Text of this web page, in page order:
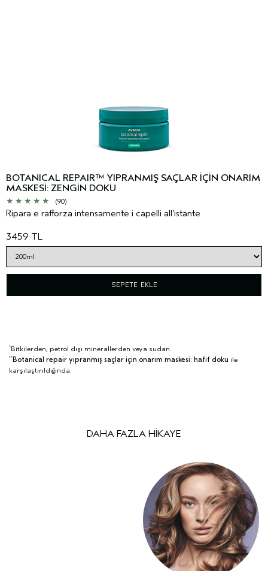
BOTANICAL REPAIR™ YIPRANMIŞ SAÇLAR İÇİN ONARIM
MASKESİ: ZENGİN DOKU
(90)
Ripara e rafforza intensamente i capelli all’istante
3459 TL
SEPETE EKLE
*Bitkilerden, petrol dışı minerallerden veya sudan.
**Botanical repair yıpranmış saçlar için onarım maskesi: hafif doku ile
karşılaştırıldığında.
DAHA FAZLA HİKAYE